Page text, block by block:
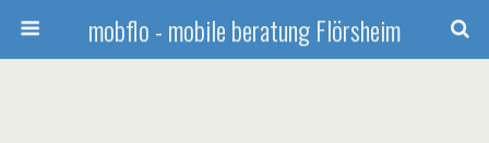
mobflo - mobile beratung Flörsheim